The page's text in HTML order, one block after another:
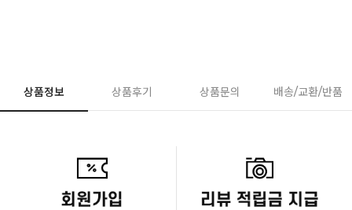
상품정보 상품후기 상품문의 배송/교환/반품